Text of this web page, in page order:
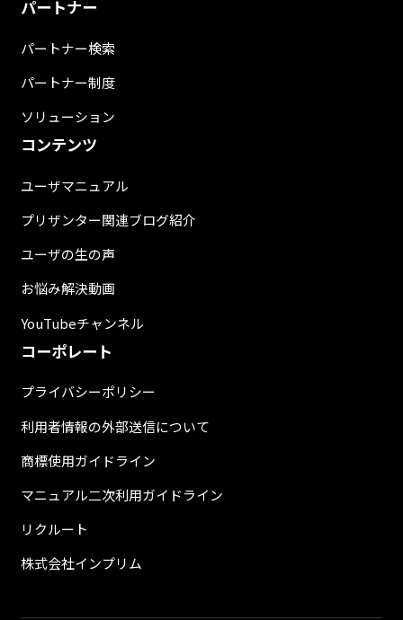
パートナー
パートナー検索
パートナー制度
ソリューション
コンテンツ
ユーザマニュアル
プリザンター関連ブログ紹介
ユーザの生の声
お悩み解決動画
YouTubeチャンネル
コーポレート
プライバシーポリシー
利用者情報の外部送信について
商標使用ガイドライン
マニュアル二次利用ガイドライン
リクルート
株式会社インプリム